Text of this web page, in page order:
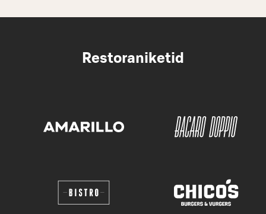
Restoraniketid